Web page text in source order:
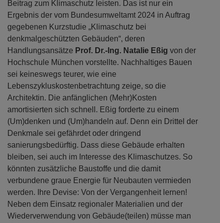
Beitrag zum Klimaschutz leisten. Das ist nur ein
Ergebnis der vom Bundesumweltamt 2024 in Auftrag
gegebenen Kurzstudie „Klimaschutz bei
denkmalgeschützten Gebäuden“, deren
Handlungsansätze Prof. Dr.-Ing. Natalie Eßig von der
Hochschule München vorstellte. Nachhaltiges Bauen
sei keineswegs teurer, wie eine
Lebenszykluskostenbetrachtung zeige, so die
Architektin. Die anfänglichen (Mehr)Kosten
amortisierten sich schnell. Eßig forderte zu einem
(Um)denken und (Um)handeln auf. Denn ein Drittel der
Denkmale sei gefährdet oder dringend
sanierungsbedürftig. Dass diese Gebäude erhalten
bleiben, sei auch im Interesse des Klimaschutzes. So
könnten zusätzliche Baustoffe und die damit
verbundene graue Energie für Neubauten vermieden
werden. Ihre Devise: Von der Vergangenheit lernen!
Neben dem Einsatz regionaler Materialien und der
Wiederverwendung von Gebäude(teilen) müsse man